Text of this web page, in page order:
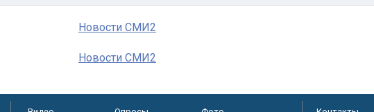
Новости СМИ2
Новости СМИ2